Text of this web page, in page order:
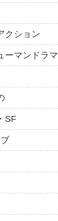
クション
ーマンドラマ
SF